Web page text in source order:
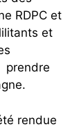
RDPC et
et
prendre
rendue